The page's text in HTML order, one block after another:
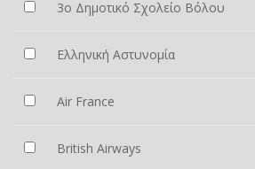
3ο Δημοτικό Σχολείο Βόλου
Ελληνική Αστυνομία
Air France
British Airways